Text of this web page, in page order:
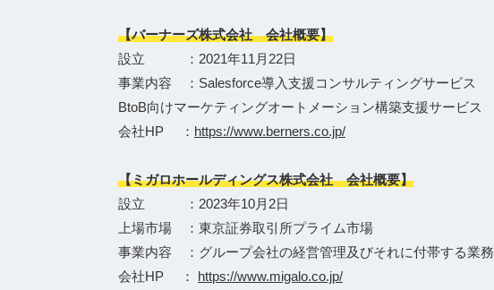
【バーナーズ株式会社 会社概要】
設立 ：2021年11月22日
事業内容 ：Salesforce導入支援コンサルティングサービス
BtoB向けマーケティングオートメーション構築支援サービス
会社HP ： https://www.berners.co.jp/
【ミガロホールディングス株式会社 会社概要】
設立 ：2023年10月2日
上場市場 ：東京証券取引所プライム市場
事業内容 ：グループ会社の経営管理及びそれに付帯する業務
会社HP ： https://www.migalo.co.jp/